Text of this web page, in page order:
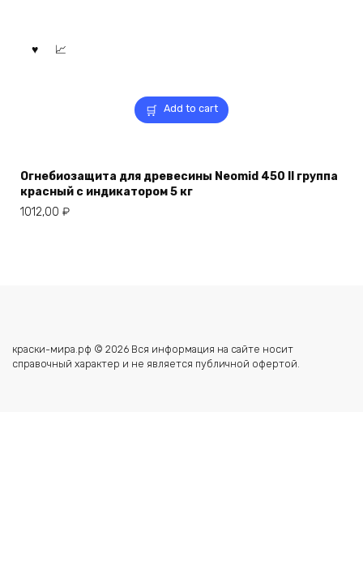
Add to cart
Огнебиозащита для древесины Neomid 450 II группа
красный с индикатором 5 кг
1012,00 ₽
краски-мира.рф © 2026 Вся информация на сайте носит
справочный характер и не является публичной офертой.